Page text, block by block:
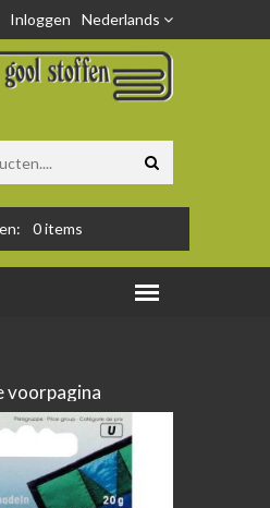
Nederlands
Inloggen
0items
voorpagina